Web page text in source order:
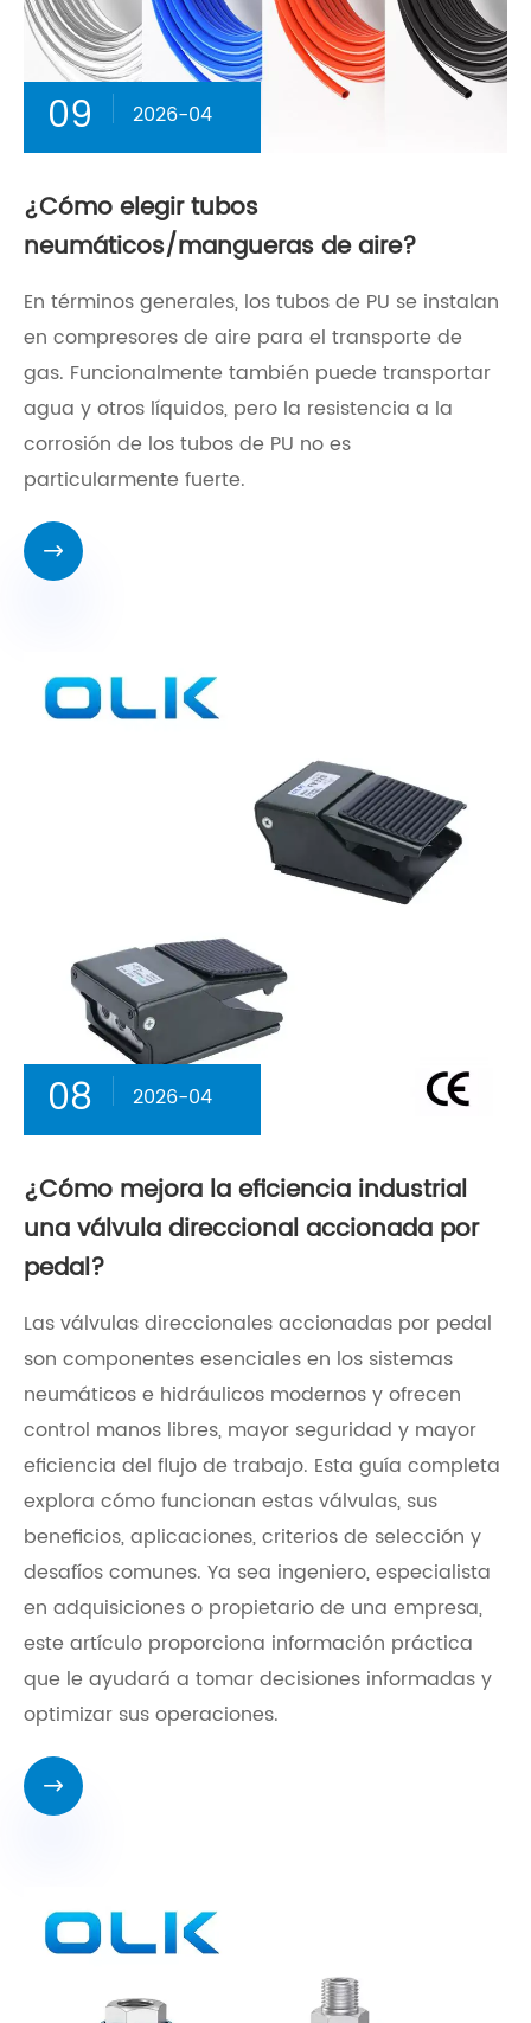
09 2026-04
¿Cómo elegir tubos
neumáticos/mangueras de aire?
En términos generales, los tubos de PU se instalan
en compresores de aire para el transporte de
gas. Funcionalmente también puede transportar
agua y otros líquidos, pero la resistencia a la
corrosión de los tubos de PU no es
particularmente fuerte.

08 2026-04
¿Cómo mejora la eficiencia industrial
una válvula direccional accionada por
pedal?
Las válvulas direccionales accionadas por pedal
son componentes esenciales en los sistemas
neumáticos e hidráulicos modernos y ofrecen
control manos libres, mayor seguridad y mayor
eficiencia del flujo de trabajo. Esta guía completa
explora cómo funcionan estas válvulas, sus
beneficios, aplicaciones, criterios de selección y
desafíos comunes. Ya sea ingeniero, especialista
en adquisiciones o propietario de una empresa,
este artículo proporciona información práctica
que le ayudará a tomar decisiones informadas y
optimizar sus operaciones.
